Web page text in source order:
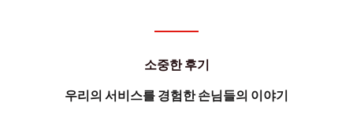
소중한 후기
우리의 서비스를 경험한 손님들의 이야기